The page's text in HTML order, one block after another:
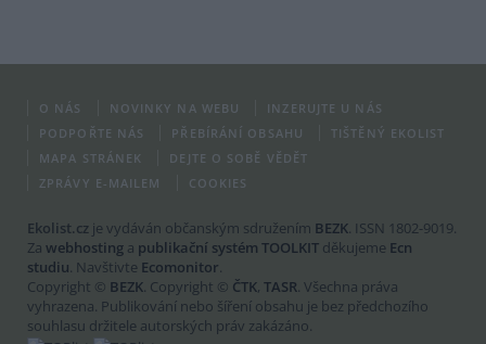
O NÁS NOVINKY NA WEBU
INZERUJTE U NÁS
PODPOŘTE NÁS
PŘEBÍRÁNÍ OBSAHU
TIŠTĚNÝ EKOLIST
MAPA STRÁNEK
DEJTE O SOBĚ VĚDĚT
ZPRÁVY E-MAILEM
COOKIES
Ekolist.cz je vydáván občanským sdružením BEZK. ISSN 1802-9019.
Za webhosting a publikační systém TOOLKIT děkujeme Ecn
studiu. Navštivte Ecomonitor.
Copyright © BEZK. Copyright © ČTK, TASR. Všechna práva
vyhrazena. Publikování nebo šíření obsahu je bez předchozího
souhlasu držitele autorských práv zakázáno.